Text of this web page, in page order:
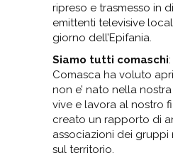
ripreso e trasmesso in
emittenti televisive
giorno dell’Epifania.
Siamo tutti comaschi
Comasca ha voluto
non e’ nato nella
vive e lavora al nostro
creato un rapporto di
associazioni dei gruppi
sul territorio.